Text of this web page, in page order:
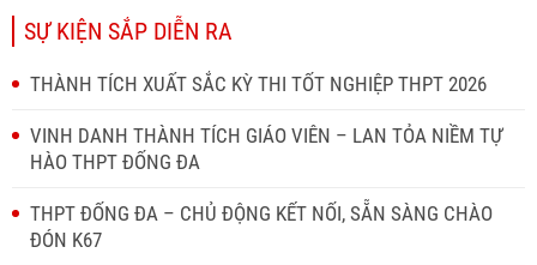
SỰ KIỆN SẮP DIỄN RA
THÀNH TÍCH XUẤT SẮC KỲ THI TỐT NGHIỆP THPT 2026
VINH DANH THÀNH TÍCH GIÁO VIÊN – LAN TỎA NIỀM TỰ
HÀO THPT ĐỐNG ĐA
THPT ĐỐNG ĐA – CHỦ ĐỘNG KẾT NỐI, SẴN SÀNG CHÀO
ĐÓN K67